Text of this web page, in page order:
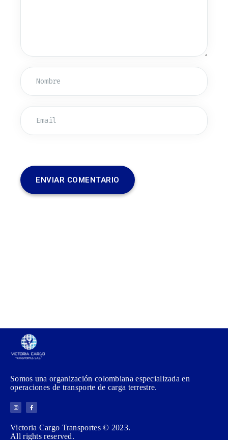
Somos una organización colombiana especializada en
operaciones de transporte de carga terrestre.
Victoria Cargo Transportes © 2023.
All rights reserved.